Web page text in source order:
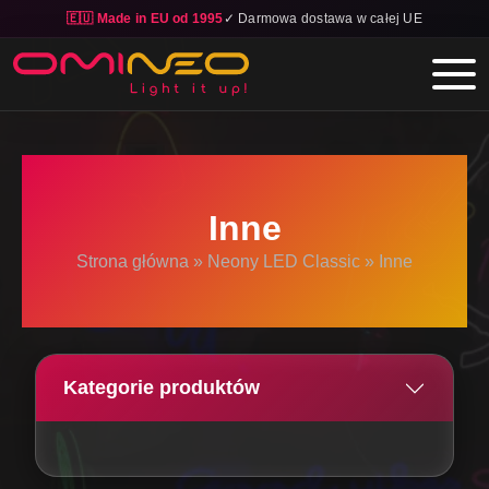
🇪🇺 Made in EU od 1995 ✓ Darmowa dostawa w całej UE
Skip to main content
Inne
Strona główna » Neony LED Classic » Inne
Kategorie produktów